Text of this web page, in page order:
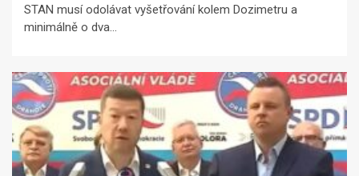
STAN musí odolávat vyšetřování kolem Dozimetru a
minimálně o dva...